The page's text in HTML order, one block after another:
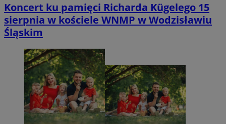
Koncert ku pamięci Richarda Kügelego 15
sierpnia w kościele WNMP w Wodzisławiu
Śląskim